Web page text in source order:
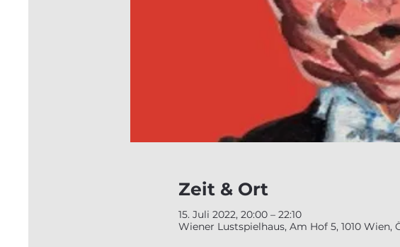
Zeit & Ort
15. Juli 2022, 20:00 – 22:10
Wiener Lustspielhaus, Am Hof 5, 1010 Wien,